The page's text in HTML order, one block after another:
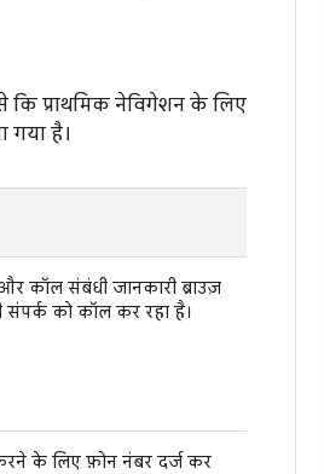
प्राथमिक नेविगेशन के लिए
गया है।
कॉल संबंधी जानकारी ब्राउज़
संपर्क को कॉल कर रहा है।
के लिए फ़ोन नंबर दर्ज कर